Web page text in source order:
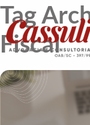
Tag
Fiscal